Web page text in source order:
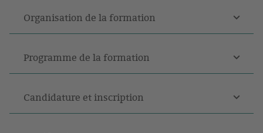
Organisation de la formation
Programme de la formation
Candidature et inscription